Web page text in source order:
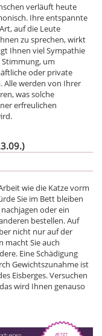
verläuft heute
Ihre entspannte
auf die Leute
zu sprechen, wirkt
Ihnen viel Sympathie
Stimmung, um
oder private
Alle werden von Ihrer
was solche
erfreulichen
wie die Katze vorm
Sie im Bett bleiben
oder ein
bestellen. Auf
nicht nur auf der
macht Sie auch
Eine Schädigung
Gewichtszunahme ist
Eisberges. Versuchen
wird Ihnen genauso